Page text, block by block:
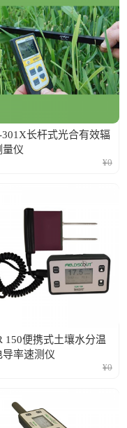
301X长杆式光合有效辐
量仪
¥0
150便携式土壤水分温
导率速测仪
¥0